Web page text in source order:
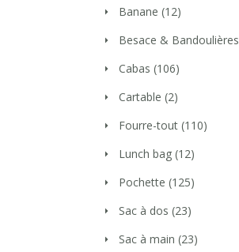
Banane (12)
Besace & Bandoulières
Cabas (106)
Cartable (2)
Fourre-tout (110)
Lunch bag (12)
Pochette (125)
Sac à dos (23)
Sac à main (23)